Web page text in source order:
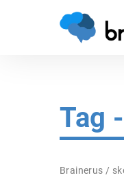
Tag
Brainerus /